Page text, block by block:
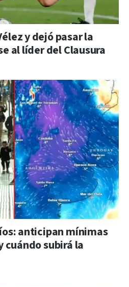
y dejó pasar la
al líder del Clausura
anticipan mínimas
cuándo subirá la